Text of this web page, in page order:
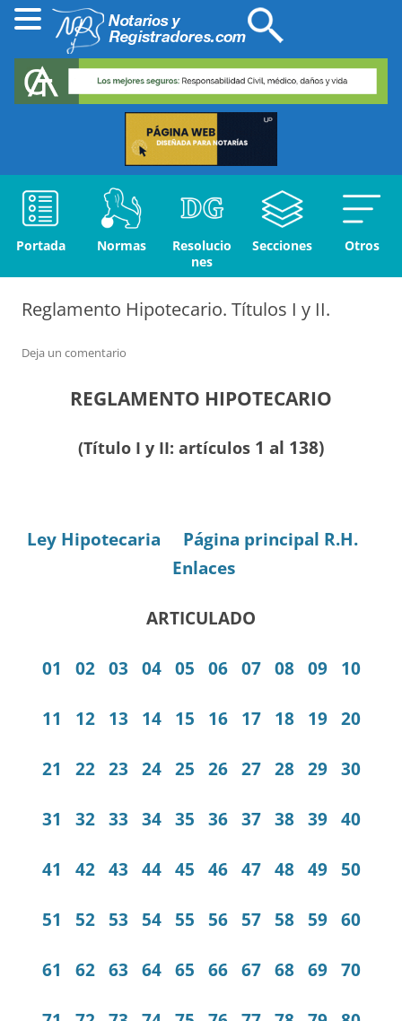
Portada Normas
Resolucio
nes
Secciones Otros
Reglamento Hipotecario. Títulos I y II.
Deja un comentario
REGLAMENTO HIPOTECARIO
(Título I y II: artículos 1 al 138)
Ley Hipotecaria
Página principal R.H.
Enlaces
ARTICULADO
01 02 03 04 05 06 07 08 09 10
11 12 13 14 15 16 17 18 19 20
21 22 23 24 25 26 27 28 29 30
31 32 33 34 35 36 37 38 39 40
41 42 43 44 45 46 47 48 49 50
51 52 53 54 55 56 57 58 59 60
61 62 63 64 65 66 67 68 69 70